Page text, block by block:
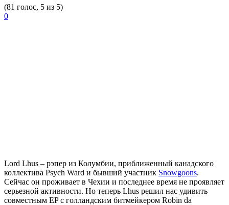
(81 голос, 5 из 5)
0
Lord Lhus – рэпер из Колумбии, приближенный канадского
коллектива Psych Ward и бывший участник Snowgoons.
Сейчас он проживает в Чехии и последнее время не проявляет
серьезной активности. Но теперь Lhus решил нас удивить
совместным EP с голландским битмейкером Robin da